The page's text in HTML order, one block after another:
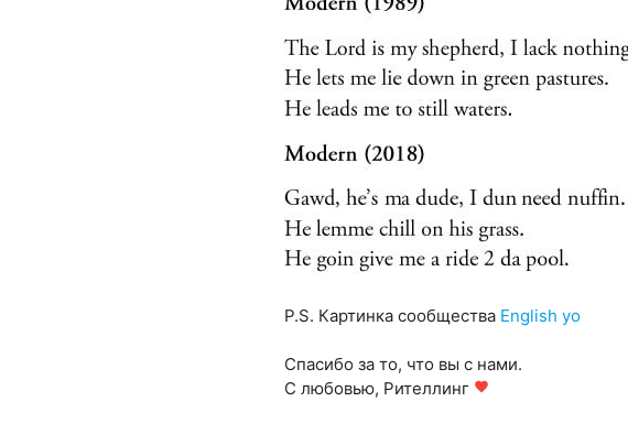
P.S. Картинка сообщества English yo
Спасибо за то, что вы с нами.
С любовью, Рителлинг favorite